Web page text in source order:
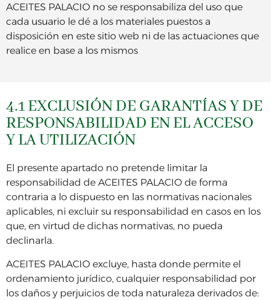
ACEITES PALACIO no se responsabiliza del uso que
cada usuario le dé a los materiales puestos a
disposición en este sitio web ni de las actuaciones que
realice en base a los mismos
4.1 EXCLUSIÓN DE GARANTÍAS Y DE
RESPONSABILIDAD EN EL ACCESO
Y LA UTILIZACIÓN
El presente apartado no pretende limitar la
responsabilidad de ACEITES PALACIO de forma
contraria a lo dispuesto en las normativas nacionales
aplicables, ni excluir su responsabilidad en casos en los
que, en virtud de dichas normativas, no pueda
declinarla.
ACEITES PALACIO excluye, hasta donde permite el
ordenamiento jurídico, cualquier responsabilidad por
los daños y perjuicios de toda naturaleza derivados de: